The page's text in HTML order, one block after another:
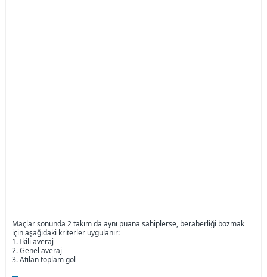
Maçlar sonunda 2 takım da aynı puana sahiplerse, beraberliği bozmak
için aşağıdaki kriterler uygulanır:
1. İkili averaj
2. Genel averaj
3. Atılan toplam gol